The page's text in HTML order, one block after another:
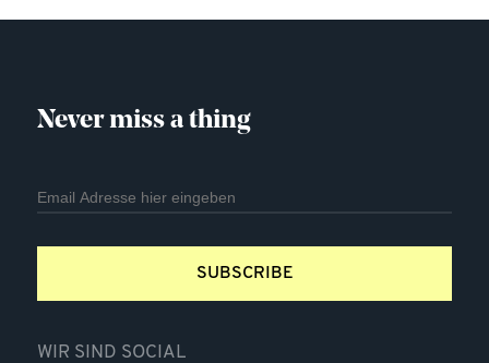
Never miss a thing
SUBSCRIBE
WIR SIND SOCIAL